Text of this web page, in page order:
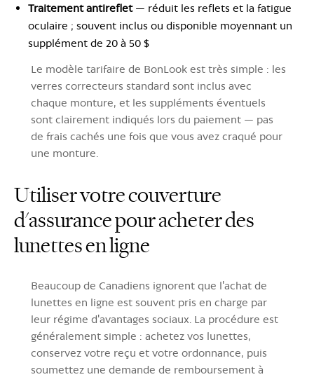
Traitement antireflet— réduit les reflets et la fatigue
oculaire ; souvent inclus ou disponible moyennant un
supplément de 20 à 50 $
Le modèle tarifaire de BonLook est très simple : les
verres correcteurs standard sont inclus avec
chaque monture, et les suppléments éventuels
sont clairement indiqués lors du paiement — pas
de frais cachés une fois que vous avez craqué pour
une monture.
Utiliser votre couverture
d'assurance pour acheter des
lunettes en ligne
Beaucoup de Canadiens ignorent que l'achat de
lunettes en ligne est souvent pris en charge par
leur régime d'avantages sociaux. La procédure est
généralement simple : achetez vos lunettes,
conservez votre reçu et votre ordonnance, puis
soumettez une demande de remboursement à